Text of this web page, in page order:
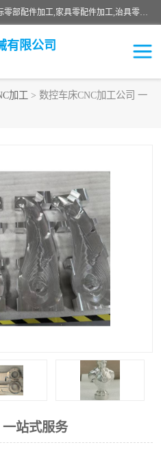
公司主要承接深圳精密零配件加工,非标零部配件加工,家具零配件加工,治具零配件加工,安徽精密零配件加工等各种各种精密机械加工，欢迎来来电咨询！
有限公司
加工 > 数控车床CNC加工公司 一
站式服务
数控精密机加工
机床零件加工
数控机床加工